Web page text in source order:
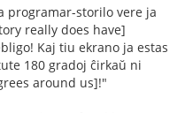
programar-storilo vere ja
really does have]
Kaj tiu ekrano ja estas
180 gradoj ĉirkaŭ ni
around us]!"